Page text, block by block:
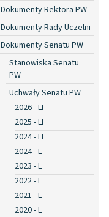
Dokumenty Rektora PW
Dokumenty Rady Uczelni
Dokumenty Senatu PW
Stanowiska Senatu
PW
Uchwały Senatu PW
2026 - LI
2025 - LI
2024 - LI
2024 - L
2023 - L
2022 - L
2021 - L
2020 - L